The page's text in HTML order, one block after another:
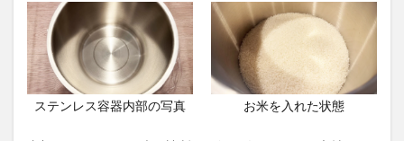
ステンレス容器内部の写真 お米を入れた状態